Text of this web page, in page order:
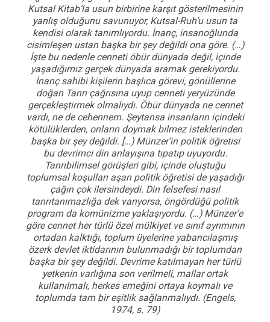
Kutsal Kitab’la usun birbirine karşıt gösterilmesinin
yanlış olduğunu savunuyor, Kutsal-Ruh’u usun ta
kendisi olarak tanımlıyordu. İnanç, insanoğlunda
cisimleşen ustan başka bir şey değildi ona göre. (…)
İşte bu nedenle cenneti öbür dünyada değil, içinde
yaşadığımız gerçek dünyada aramak gerekiyordu.
İnanç sahibi kişilerin başlıca görevi, gönüllerine
doğan Tanrı çağrısına uyup cenneti yeryüzünde
gerçekleştirmek olmalıydı. Öbür dünyada ne cennet
vardı, ne de cehennem. Şeytansa insanların içindeki
kötülüklerden, onların doymak bilmez isteklerinden
başka bir şey değildi. […) Münzer’in politik öğretisi
bu devrimci din anlayışına tıpatıp uyuyordu.
Tanrıbilimsel görüşleri gibi, içinde oluştuğu
toplumsal koşulları aşan politik öğretisi de yaşadığı
çağın çok ilersindeydi. Din felsefesi nasıl
tanrıtanımazlığa dek varıyorsa, öngördüğü politik
program da komünizme yaklaşıyordu. (…) Münzer’e
göre cennet her türlü özel mülkiyet ve sınıf ayrımının
ortadan kalktığı, toplum üyelerine yabancılaşmış
özerk devlet iktidarının bulunmadığı bir toplumdan
başka bir şey değildi. Devrime katılmayan her türlü
yetkenin varlığına son verilmeli, mallar ortak
kullanılmalı, herkes emeğini ortaya koymalı ve
toplumda tam bir eşitlik sağlanmalıydı. (Engels,
1974, s. 79)